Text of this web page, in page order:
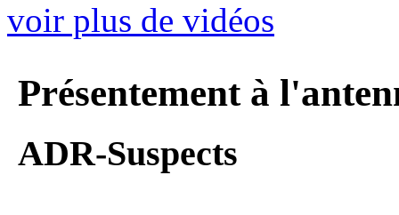
voir plus de vidéos
Présentement à
ADR-Suspects